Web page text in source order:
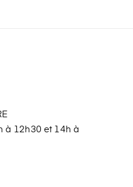
à 12h30 et 14h à